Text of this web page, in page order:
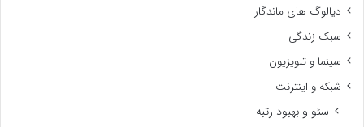
دیالوگ های ماندگار
سبک زندگی
سینما و تلویزیون
شبکه و اینترنت
سئو و بهبود رتبه